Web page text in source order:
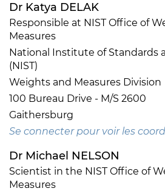
Dr Katya DELAK
Responsible at NIST Office of
Measures
National Institute of Standards
(NIST)
Weights and Measures Division
100 Bureau Drive - M/S 2600
Gaithersburg
Se connecter pour voir les
Dr Michael NELSON
Scientist in the NIST Office of
Measures